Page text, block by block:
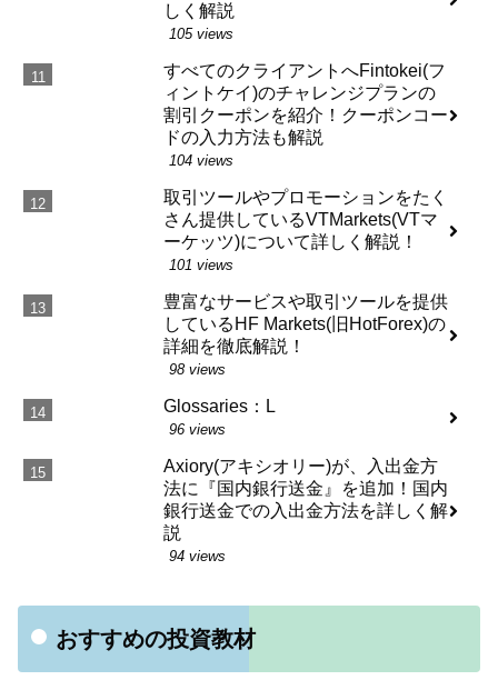
しく解説
105 views
すべてのクライアントへFintokei(フ
ィントケイ)のチャレンジプランの
割引クーポンを紹介！クーポンコー
ドの入力方法も解説
104 views
取引ツールやプロモーションをたく
さん提供しているVTMarkets(VTマ
ーケッツ)について詳しく解説！
101 views
豊富なサービスや取引ツールを提供
しているHF Markets(旧HotForex)の
詳細を徹底解説！
98 views
Glossaries：L
96 views
Axiory(アキシオリー)が、入出金方
法に『国内銀行送金』を追加！国内
銀行送金での入出金方法を詳しく解
説
94 views
おすすめの投資教材